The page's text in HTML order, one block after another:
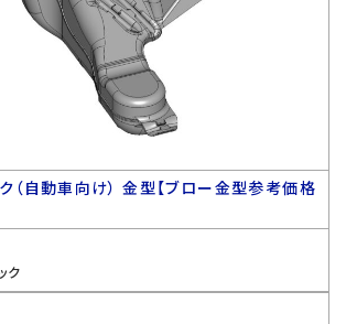
（自動車向け） 金型【ブロー金型参考価格
ク